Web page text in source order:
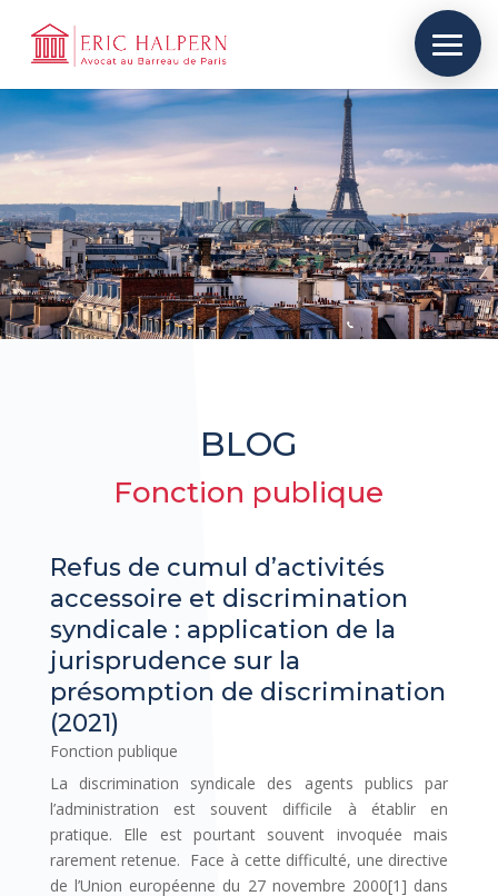
BLOG
Fonction publique
Refus de cumul d’activités
accessoire et discrimination
syndicale : application de la
jurisprudence sur la
présomption de discrimination
(2021)
Fonction publique
La discrimination syndicale des agents publics par
l’administration est souvent difficile à établir en
pratique. Elle est pourtant souvent invoquée mais
rarement retenue. Face à cette difficulté, une directive
de l’Union européenne du 27 novembre 2000[1] dans